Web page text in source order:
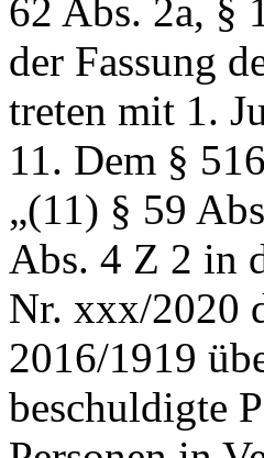
62 Abs. 2a, §
der Fassung
treten mit 1.
11. Dem §
„(11) § 59
Abs. 4 Z 2 in
Nr. xxx/2020
2016/1919
beschuldigte